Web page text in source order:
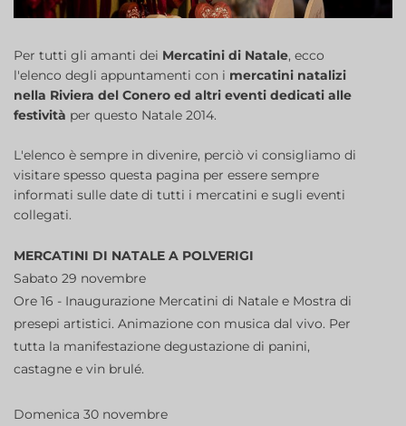
Per tutti gli amanti dei Mercatini di Natale, ecco
l'elenco degli appuntamenti con i mercatini natalizi
nella Riviera del Conero ed altri eventi dedicati alle
festività per questo Natale 2014.
L'elenco è sempre in divenire, perciò vi consigliamo di
visitare spesso questa pagina per essere sempre
informati sulle date di tutti i mercatini e sugli eventi
collegati.
MERCATINI DI NATALE A POLVERIGI
Sabato 29 novembre
Ore 16 - Inaugurazione Mercatini di Natale e Mostra di
presepi artistici. Animazione con musica dal vivo. Per
tutta la manifestazione degustazione di panini,
castagne e vin brulé.
Domenica 30 novembre